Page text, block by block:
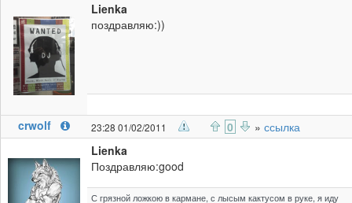
Lienka
поздравляю:))
crwolf 23:28 01/02/2011 0 » ссылка
Lienka
Поздравляю:good
С грязной ложкою в кармане, с лысым кактусом в руке, я иду